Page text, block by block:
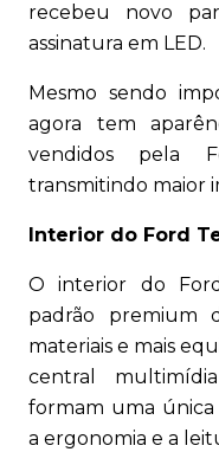
recebeu novo
assinatura em LED.
Mesmo sendo
agora tem
vendidos pela
transmitindo maior
Interior do Ford
O interior do
padrão premium
materiais e mais
central
formam uma
a ergonomia e a